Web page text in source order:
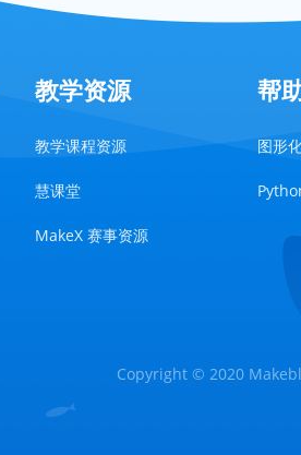
教学资源
教学课程资源
慧课堂
MakeX 赛事资源
帮
图形
Copyright © 2020